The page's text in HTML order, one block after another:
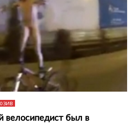
велосипедист был в